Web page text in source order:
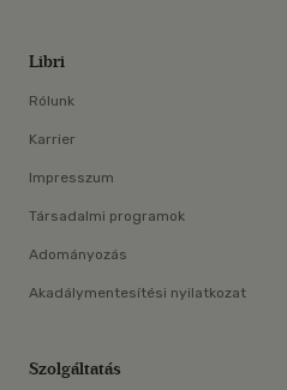
Libri
Rólunk
Karrier
Impresszum
Társadalmi programok
Adományozás
Akadálymentesítési nyilatkozat
Szolgáltatás